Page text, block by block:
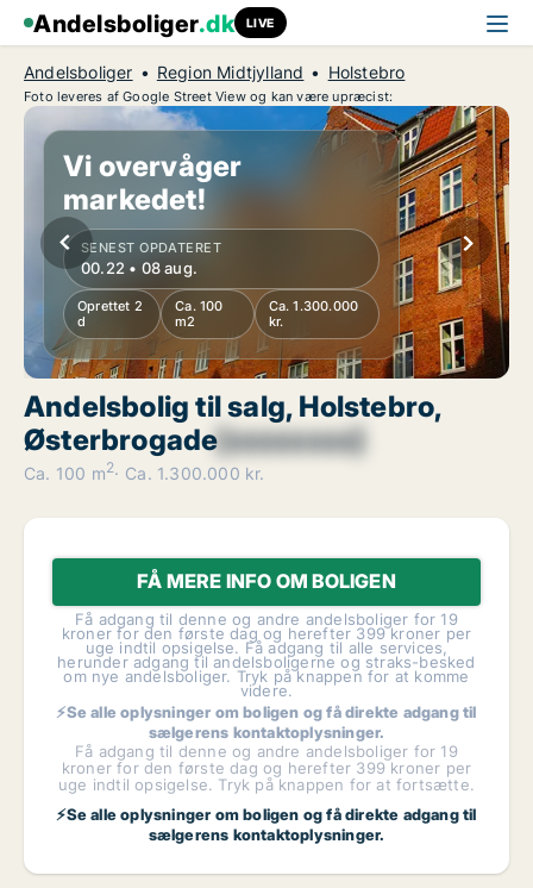
Andelsboliger.dk LIVE
Andelsboliger Region Midtjylland Holstebro
Foto leveres af Google Street View og kan være upræcist:
Vi overvåger
markedet!
SENEST OPDATERET
00.22 • 08 aug.
Oprettet 2
d
Ca. 100
m2
Ca. 1.300.000
kr.
Andelsbolig til salg, Holstebro,
Østerbrogade[xxxxxxxx]
Ca. 100 m2 Ca. 1.300.000 kr.
FÅ MERE INFO OM BOLIGEN
Få adgang til denne og andre andelsboliger for 19
kroner for den første dag og herefter 399 kroner per
uge indtil opsigelse. Få adgang til alle services,
herunder adgang til andelsboligerne og straks-besked
om nye andelsboliger. Tryk på knappen for at komme
videre.
⚡Se alle oplysninger om boligen og få direkte adgang til
sælgerens kontaktoplysninger.
Få adgang til denne og andre andelsboliger for 19
kroner for den første dag og herefter 399 kroner per
uge indtil opsigelse. Tryk på knappen for at fortsætte.
⚡Se alle oplysninger om boligen og få direkte adgang til
sælgerens kontaktoplysninger.